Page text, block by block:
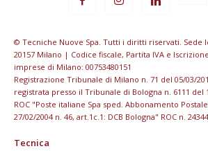
© Tecniche Nuove Spa. Tutti i diritti riservati. Sede
20157 Milano | Codice fiscale, Partita IVA e
imprese di Milano: 00753480151
Registrazione Tribunale di Milano n. 71 del 05/03/
registrata presso il Tribunale di Bologna n. 6111 del
ROC "Poste italiane Spa sped. Abbonamento
27/02/2004 n. 46, art.1c.1: DCB Bologna" ROC n.
Tecnica